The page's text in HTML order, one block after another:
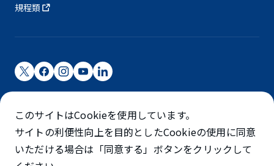
規程類
成田国際空港株式会社
成田国際空港は成田国際空港㈱（NAA）が運営しています
©NARITA INTERNATIONAL AIRPORT CORPORATION
このサイトはCookieを使用しています。
サイトの利便性向上を目的としたCookieの使用に同意
いただける場合は「同意する」ボタンをクリックして